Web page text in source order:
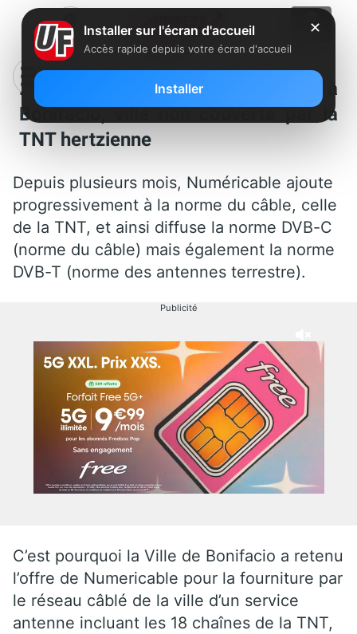
Numéricable amène la TNT à
Bonifacio, ville non couverte par la
TNT hertzienne
Depuis plusieurs mois, Numéricable ajoute
progressivement à la norme du câble, celle
de la TNT, et ainsi diffuse la norme DVB-C
(norme du câble) mais également la norme
DVB-T (norme des antennes terrestre).
Publicité
C’est pourquoi la Ville de Bonifacio a retenu
l’offre de Numericable pour la fourniture par
le réseau câblé de la ville d’un service
antenne incluant les 18 chaînes de la TNT,
✕
Installer sur l'écran d'accueil
Accès rapide depuis votre écran d'accueil
Installer